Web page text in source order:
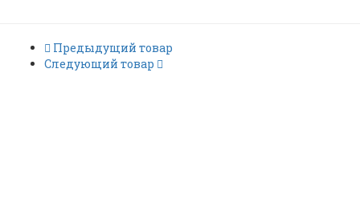
Предыдущий товар
Следующий товар